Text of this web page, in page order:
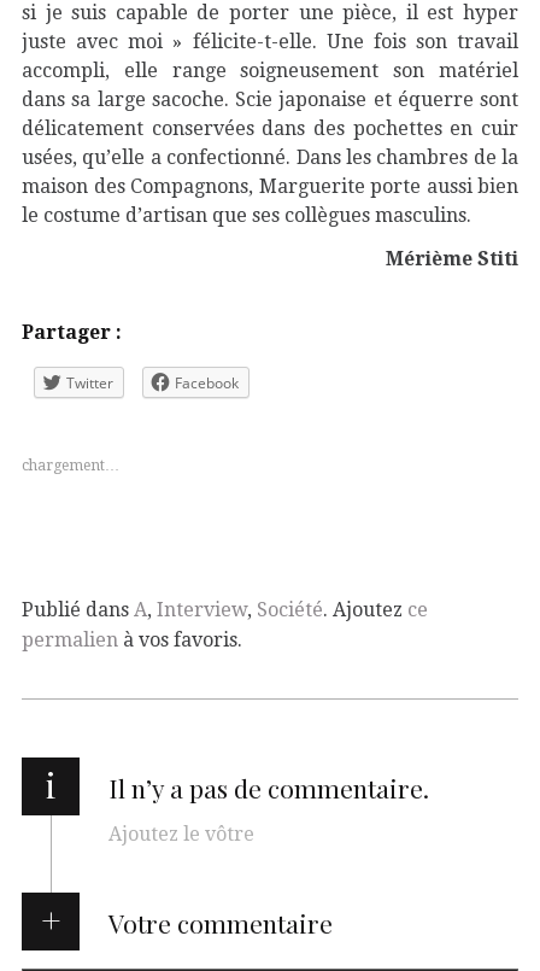
si je suis capable de porter une pièce, il est hyper
juste avec moi » félicite-t-elle. Une fois son travail
accompli, elle range soigneusement son matériel
dans sa large sacoche. Scie japonaise et équerre sont
délicatement conservées dans des pochettes en cuir
usées, qu’elle a confectionné. Dans les chambres de la
maison des Compagnons, Marguerite porte aussi bien
le costume d’artisan que ses collègues masculins.
Mérième Stiti
Partager :
Twitter Facebook
chargement…
Publié dans A, Interview, Société. Ajoutez ce
permalien à vos favoris.
i Il n’y a pas de commentaire.
Ajoutez le vôtre
Votre commentaire